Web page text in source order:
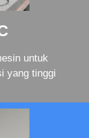
untuk
yang tinggi